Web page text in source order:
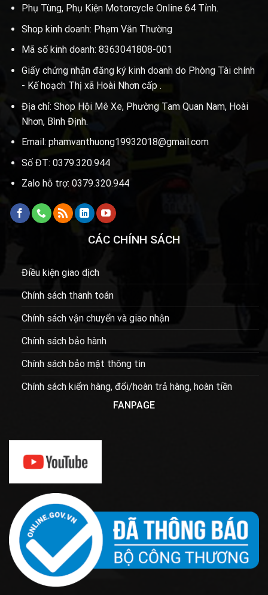
Phụ Tùng, Phụ Kiện Motorcycle Online 64 Tỉnh.
Shop kinh doanh: Phạm Văn Thường
Mã số kinh doanh: 8363041808-001
Giấy chứng nhận đăng ký kinh doanh do Phòng Tài chính
- Kế hoạch Thị xã Hoài Nhơn cấp .
Địa chỉ: Shop Hội Mê Xe, Phường Tam Quan Nam, Hoài
Nhơn, Bình Định.
Email: phamvanthuong19932018@gmail.com
Số ĐT: 0379.320.944
Zalo hỗ trợ: 0379.320.944
CÁC CHÍNH SÁCH
Điều kiện giao dịch
Chính sách thanh toán
Chính sách vận chuyển và giao nhận
Chính sách bảo hành
Chính sách bảo mật thông tin
Chính sách kiểm hàng, đổi/hoàn trả hàng, hoàn tiền
FANPAGE